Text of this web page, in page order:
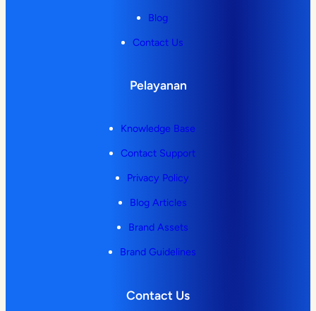
Blog
Contact Us
Pelayanan
Knowledge Base
Contact Support
Privacy Policy
Blog Articles
Brand Assets
Brand Guidelines
Contact Us